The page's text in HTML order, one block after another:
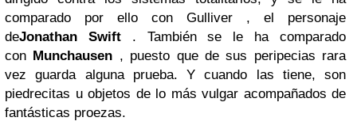
comparado por ello con Gulliver , el personaje
deJonathan Swift. También se le ha comparado
con Munchausen , puesto que de sus peripecias rara
vez guarda alguna prueba. Y cuando las tiene, son
piedrecitas u objetos de lo más vulgar acompañados de
fantásticas proezas.